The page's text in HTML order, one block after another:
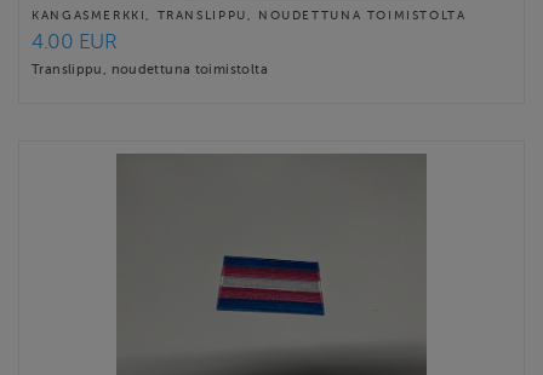
KANGASMERKKI, TRANSLIPPU, NOUDETTUNA TOIMISTOLTA
4.00 EUR
Translippu, noudettuna toimistolta